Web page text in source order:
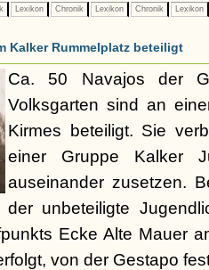
Lexikon Chronik Lexikon Chronik Lexikon
Kalker Rummelplatz beteiligt
Ca. 50 Navajos der
Volksgarten sind an
Kirmes beteiligt. Sie
einer Gruppe Kalker
auseinander zusetzen.
der unbeteiligte
Ecke Alte Mauer
von der Gestapo